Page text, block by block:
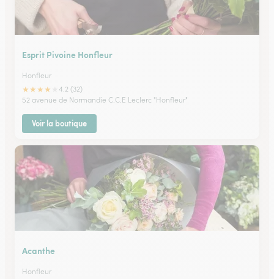
Esprit Pivoine Honfleur
Honfleur
★★★★
4.2 (32)
52 avenue de Normandie C.C.E Leclerc "Honfleur"
Voir la boutique
Acanthe
Honfleur